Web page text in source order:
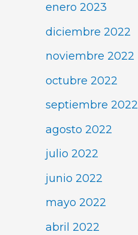
enero 2023
diciembre 2022
noviembre 2022
octubre 2022
septiembre 2022
agosto 2022
julio 2022
junio 2022
mayo 2022
abril 2022